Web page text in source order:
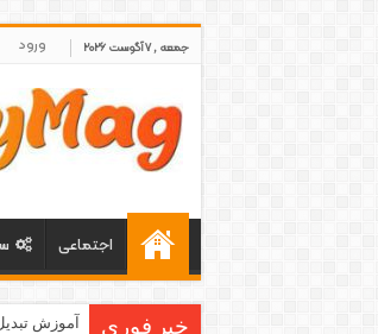
جمعه , 7 آگوست 2026 ورود
اجتماعی
خبر فوری آموزش
بهترین